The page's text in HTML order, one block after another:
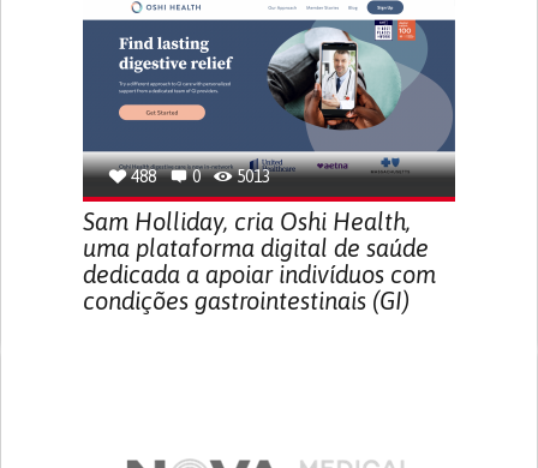
488 0 5013
Sam Holliday, cria Oshi Health,
uma plataforma digital de saúde
dedicada a apoiar indivíduos com
condições gastrointestinais (GI)